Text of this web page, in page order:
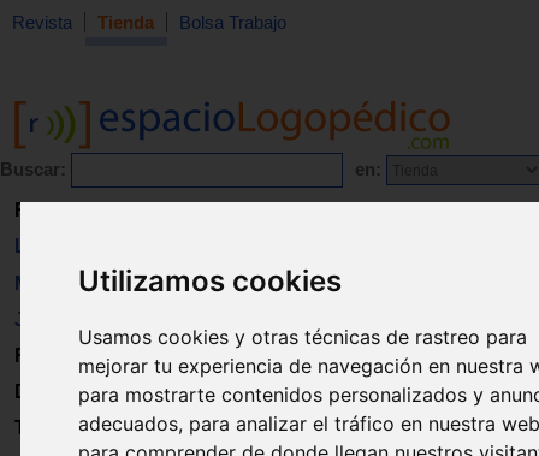
Utilizamos cookies
Usamos cookies y otras técnicas de rastreo para
mejorar tu experiencia de navegación en nuestra
para mostrarte contenidos personalizados y
adecuados, para analizar el tráfico en nuestra
Revista Tienda Bolsa Trabajo
Buscar: en:
Revista
Libros
Material
Juguetes
Formación
Directorio
Trabajo